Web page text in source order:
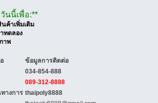
นนี้เพื่อ:**
ค้าเพิ่มเติม
ทดลอง
าพ
ข้อมูลการติดต่อ
034-854-888
089-312-8888
ทางการ thaipoly8888